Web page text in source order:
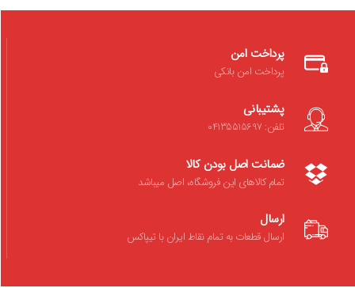
پرداخت امن
پرداخت امن بانکی
پشتیبانی
تلفن: 04135515697
ضمانت اصل بودن کالا
تمام کالاهای این فروشگاه، اصل میباشد
ارسال
ارسال قطعات به تمام نقاط ایران با تیپاکس